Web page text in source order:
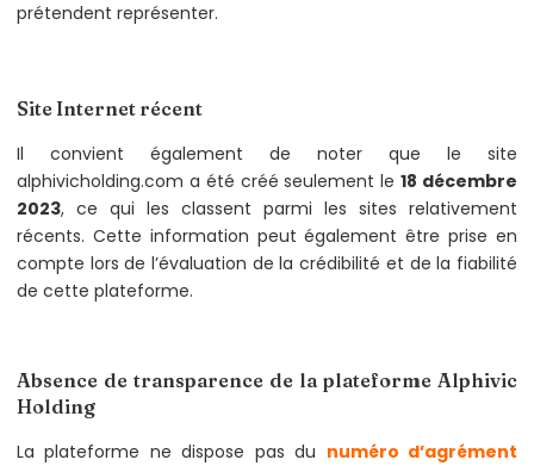
prétendent représenter.
Site Internet récent
Il convient également de noter que le site
alphivicholding.com a été créé seulement le18 décembre
2023, ce qui les classent parmi les sites relativement
récents. Cette information peut également être prise en
compte lors de l’évaluation de la crédibilité et de la fiabilité
de cette plateforme.
Absence de transparence de la plateforme Alphivic
Holding
La plateforme ne dispose pas du numéro d’agrément